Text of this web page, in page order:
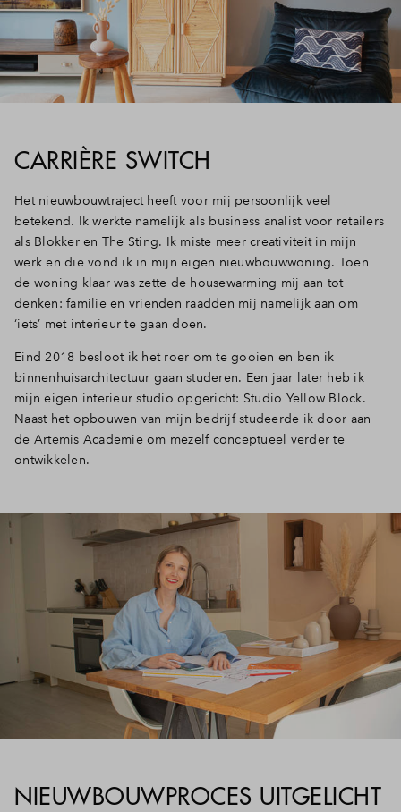
CARRIÈRE SWITCH
Het nieuwbouwtraject heeft voor mij persoonlijk veel
betekend. Ik werkte namelijk als business analist voor retailers
als Blokker en The Sting. Ik miste meer creativiteit in mijn
werk en die vond ik in mijn eigen nieuwbouwwoning. Toen
de woning klaar was zette de housewarming mij aan tot
denken: familie en vrienden raadden mij namelijk aan om
‘iets’ met interieur te gaan doen.
Eind 2018 besloot ik het roer om te gooien en ben ik
binnenhuisarchitectuur gaan studeren. Een jaar later heb ik
mijn eigen interieur studio opgericht: Studio Yellow Block.
Naast het opbouwen van mijn bedrijf studeerde ik door aan
de Artemis Academie om mezelf conceptueel verder te
ontwikkelen.
NIEUWBOUWPROCES UITGELICHT